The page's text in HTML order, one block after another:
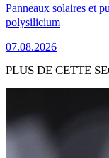
Panneaux solaires et
polysilicium
07.08.2026
PLUS DE CETTE